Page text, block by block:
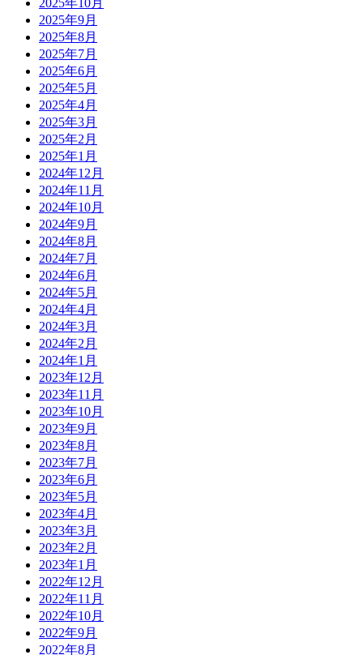
2025年10月
2025年9月
2025年8月
2025年7月
2025年6月
2025年5月
2025年4月
2025年3月
2025年2月
2025年1月
2024年12月
2024年11月
2024年10月
2024年9月
2024年8月
2024年7月
2024年6月
2024年5月
2024年4月
2024年3月
2024年2月
2024年1月
2023年12月
2023年11月
2023年10月
2023年9月
2023年8月
2023年7月
2023年6月
2023年5月
2023年4月
2023年3月
2023年2月
2023年1月
2022年12月
2022年11月
2022年10月
2022年9月
2022年8月